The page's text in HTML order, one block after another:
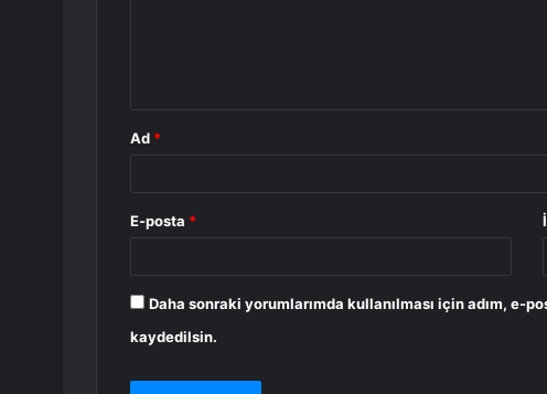
Ad *
E-posta *
Daha sonraki yorumlarımda kullanılması için adım, e-
kaydedilsin.